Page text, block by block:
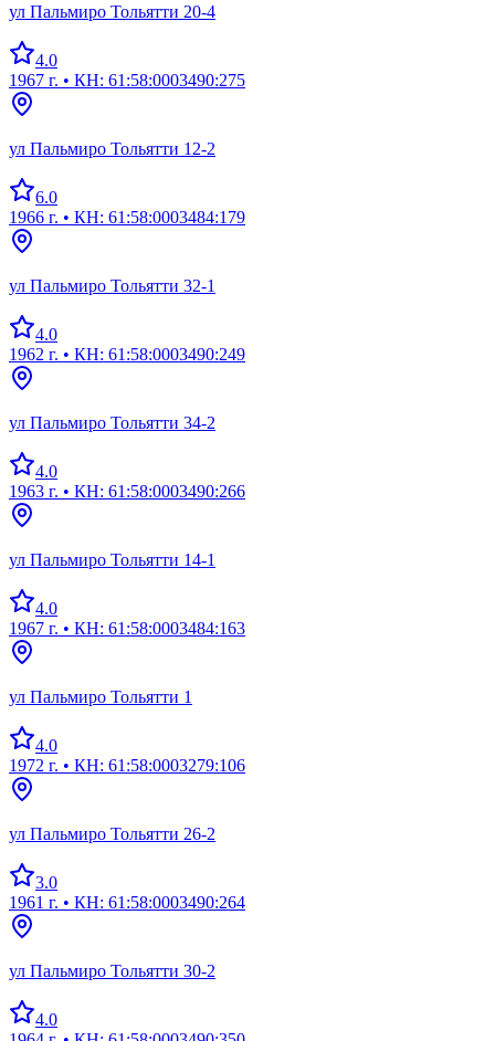
ул Пальмиро Тольятти 20-4
4.0
1967 г. • КН: 61:58:0003490:275
ул Пальмиро Тольятти 12-2
6.0
1966 г. • КН: 61:58:0003484:179
ул Пальмиро Тольятти 32-1
4.0
1962 г. • КН: 61:58:0003490:249
ул Пальмиро Тольятти 34-2
4.0
1963 г. • КН: 61:58:0003490:266
ул Пальмиро Тольятти 14-1
4.0
1967 г. • КН: 61:58:0003484:163
ул Пальмиро Тольятти 1
4.0
1972 г. • КН: 61:58:0003279:106
ул Пальмиро Тольятти 26-2
3.0
1961 г. • КН: 61:58:0003490:264
ул Пальмиро Тольятти 30-2
4.0